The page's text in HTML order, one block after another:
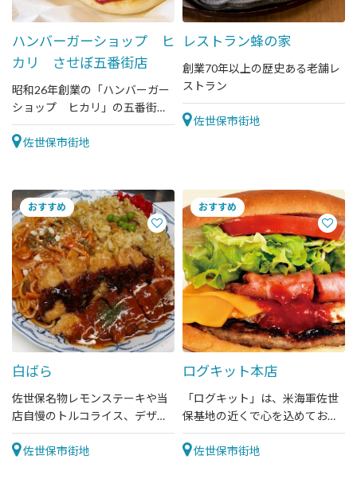
ハンバーガーショップ ヒ
カリ させぼ五番街店
昭和26年創業の「ハンバーガー
ショップ ヒカリ」の五番街
店。佐世保駅からも近いので、
ぜひお立ち寄りください。
佐世保市街地
レストラン蜂の家
創業70年以上の歴史ある老舗レ
ストラン
佐世保市街地
白ばら
佐世保名物レモンステーキや当
店自慢のトルコライス、デザー
トも豊富なお店です。
佐世保市街地
ログキット本店
「ログキット」は、米海軍佐世
保基地の近くで心を込めておい
しいハンバーガーを作ってま
す。味も大きさもまさにスペシ
佐世保市街地